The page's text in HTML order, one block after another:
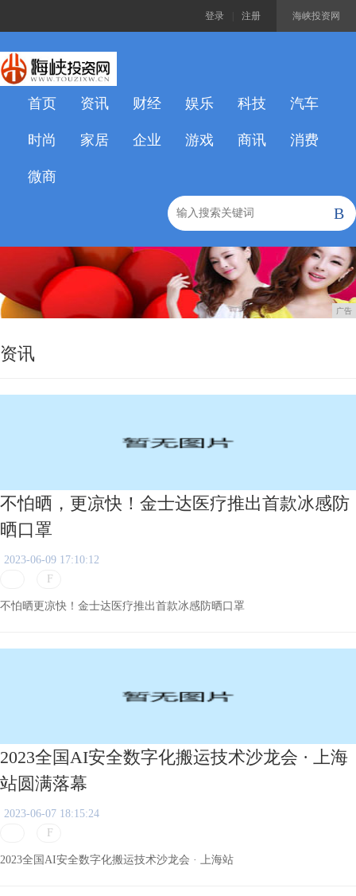
海峡投资网
登录 注册
首页 资讯 财经 娱乐 科技 汽车
时尚 家居 企业 游戏 商讯 消费
微商
B
广告
资讯
不怕晒，更凉快！金士达医疗推出首款冰感防
晒口罩
2023-06-09 17:10:12
不怕晒更凉快！金士达医疗推出首款冰感防晒口罩
2023全国AI安全数字化搬运技术沙龙会 · 上海
站圆满落幕
2023-06-07 18:15:24
2023全国AI安全数字化搬运技术沙龙会 · 上海站